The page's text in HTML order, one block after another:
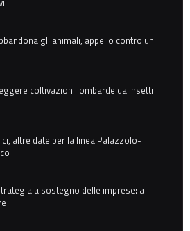
gli animali, appello contro un
coltivazioni lombarde da insetti
altre date per la linea Palazzolo-
a sostegno delle imprese: a